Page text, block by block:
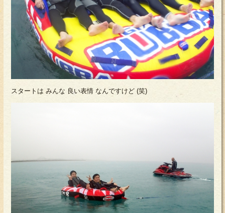
スタートは みんな 良い表情 なんですけど (笑)